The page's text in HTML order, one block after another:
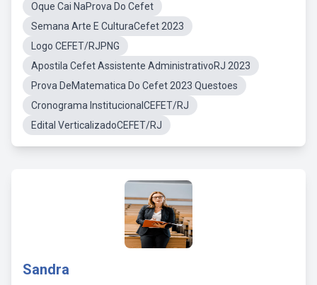
Oque Cai NaProva Do Cefet
Semana Arte E CulturaCefet 2023
Logo CEFET/RJPNG
Apostila Cefet Assistente AdministrativoRJ 2023
Prova DeMatematica Do Cefet 2023 Questoes
Cronograma InstitucionalCEFET/RJ
Edital VerticalizadoCEFET/RJ
Sandra